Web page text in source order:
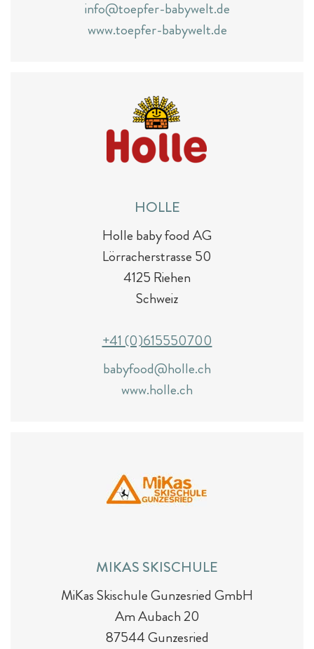
info@toepfer-babywelt.de
www.toepfer-babywelt.de
HOLLE
Holle baby food AG
Lörracherstrasse 50
4125 Riehen
Schweiz
+41 (0)615550700
babyfood@holle.ch
www.holle.ch
MIKAS SKISCHULE
MiKas Skischule Gunzesried GmbH
Am Aubach 20
87544 Gunzesried